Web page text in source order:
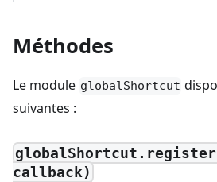
Méthodes
Le module globalShortcut
suivantes :
callback)